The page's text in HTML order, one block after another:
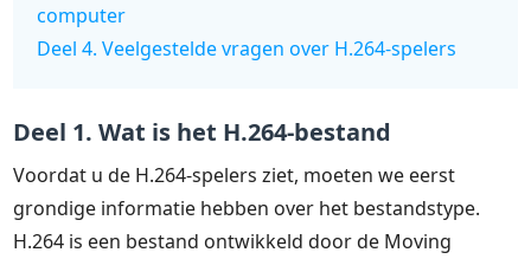
computer
Deel 4. Veelgestelde vragen over H.264-spelers
Deel 1. Wat is het H.264-bestand
Voordat u de H.264-spelers ziet, moeten we eerst
grondige informatie hebben over het bestandstype.
H.264 is een bestand ontwikkeld door de Moving